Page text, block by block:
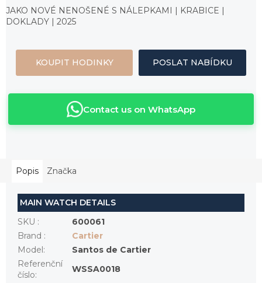
cena:
JAKO NOVÉ NENOŠENÉ S NÁLEPKAMI | KRABICE |
DOKLADY | 2025
KOUPIT HODINKY POSLAT NABÍDKU
Contact us on WhatsApp
Popis Značka
MAIN WATCH DETAILS
SKU :
600061
Brand :
Cartier
Model :
Santos de Cartier
Referenční
číslo:
WSSA0018